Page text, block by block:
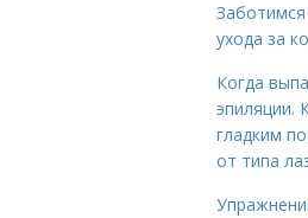
ухода за
Когда
эпиляции.
гладким
от типа